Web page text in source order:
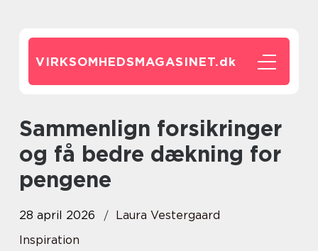
VIRKSOMHEDSMAGASINET.dk
Sammenlign forsikringer
og få bedre dækning for
pengene
28 april 2026
Laura Vestergaard
Inspiration